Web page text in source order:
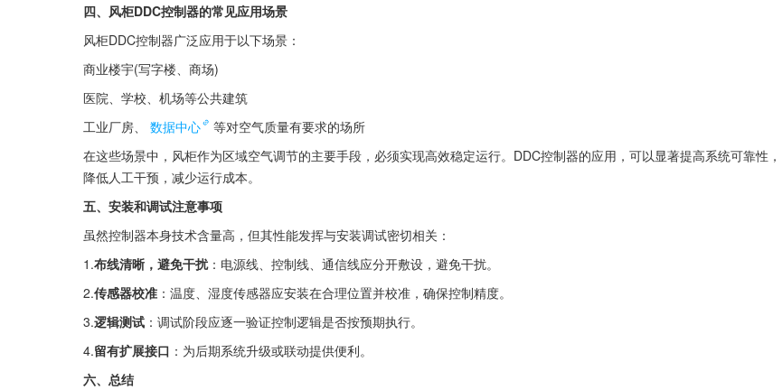
四、风柜DDC控制器的常见应用场景
风柜DDC控制器广泛应用于以下场景：
商业楼宇(写字楼、商场)
医院、学校、机场等公共建筑
工业厂房、
数据中心
等对空气质量有要求的场所
在这些场景中，风柜作为区域空气调节的主要手段，必须实现高效稳定运行。DDC控制器的应用，可以显著提高系统可靠性，
降低人工干预，减少运行成本。
五、安装和调试注意事项
虽然控制器本身技术含量高，但其性能发挥与安装调试密切相关：
1.布线清晰，避免干扰：电源线、控制线、通信线应分开敷设，避免干扰。
2.传感器校准 ：温度、湿度传感器应安装在合理位置并校准，确保控制精度。
3.逻辑测试 ：调试阶段应逐一验证控制逻辑是否按预期执行。
4.留有扩展接口 ：为后期系统升级或联动提供便利。
六、总结